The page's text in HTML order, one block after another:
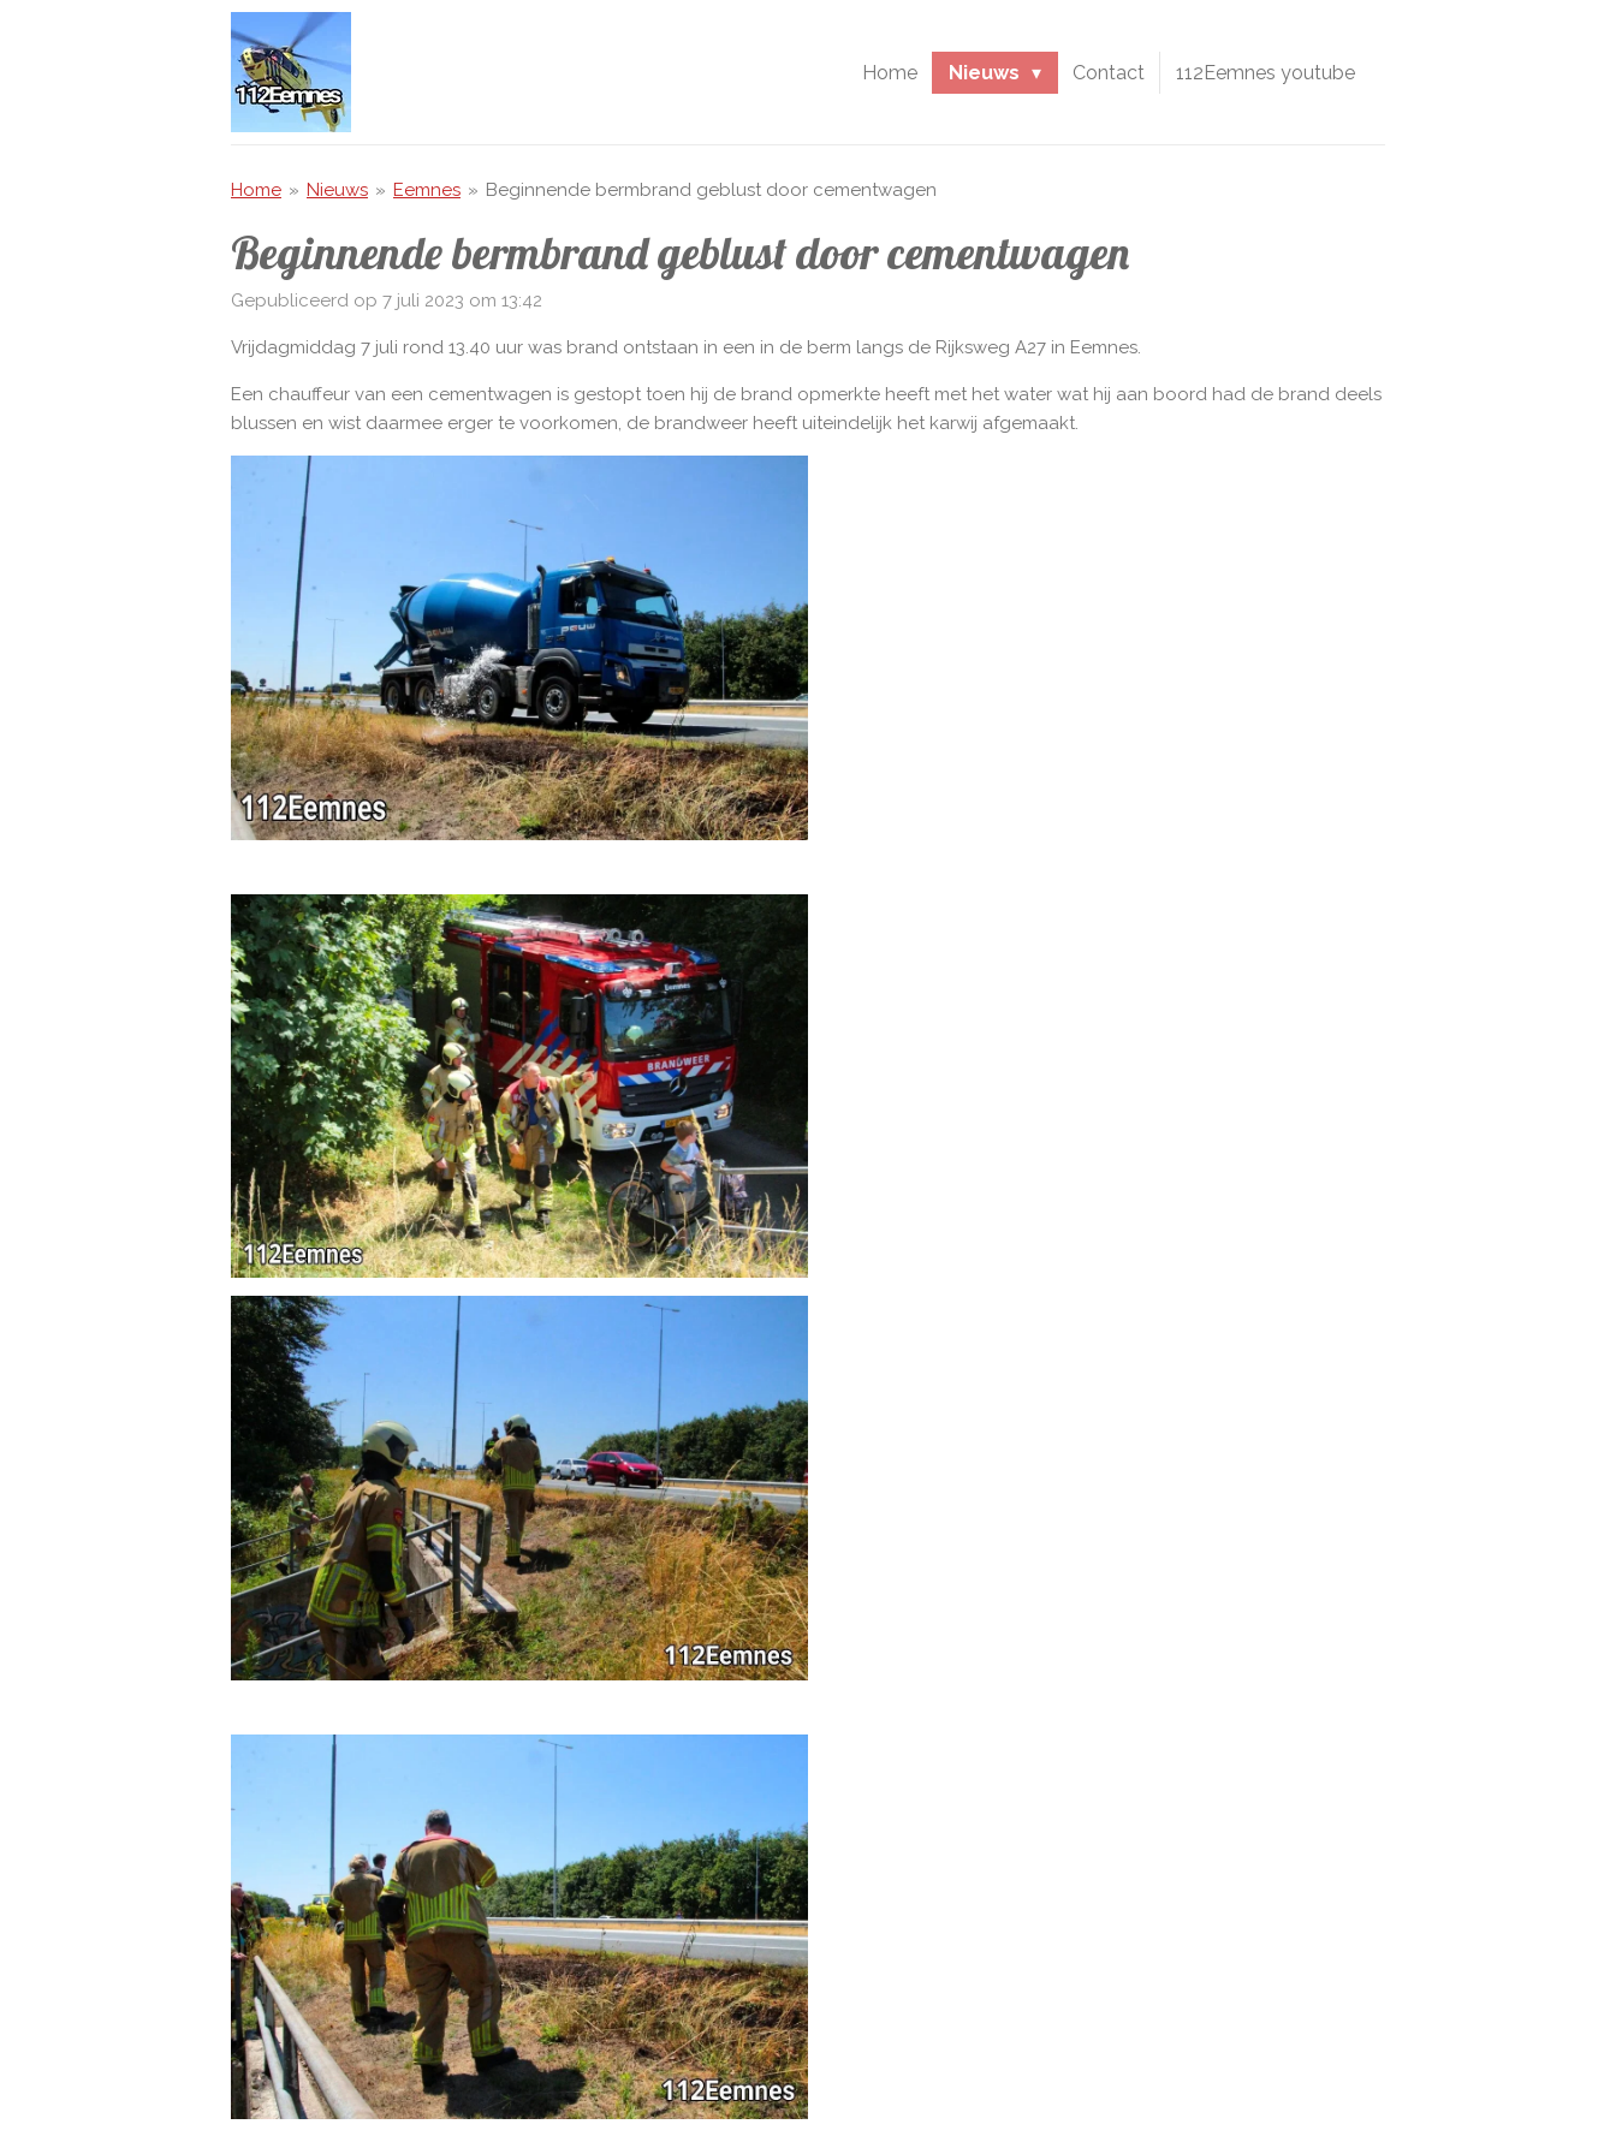
Home Nieuws Contact 112Eemnes youtube
Home » Nieuws » Eemnes » Beginnende bermbrand geblust door cementwagen
Beginnende bermbrand geblust door cementwagen
Gepubliceerd op 7 juli 2023 om 13:42
Vrijdagmiddag 7 juli rond 13.40 uur was brand ontstaan in een in de berm langs de Rijksweg A27 in Eemnes.
Een chauffeur van een cementwagen is gestopt toen hij de brand opmerkte heeft met het water wat hij aan boord had de brand deels
blussen en wist daarmee erger te voorkomen, de brandweer heeft uiteindelijk het karwij afgemaakt.